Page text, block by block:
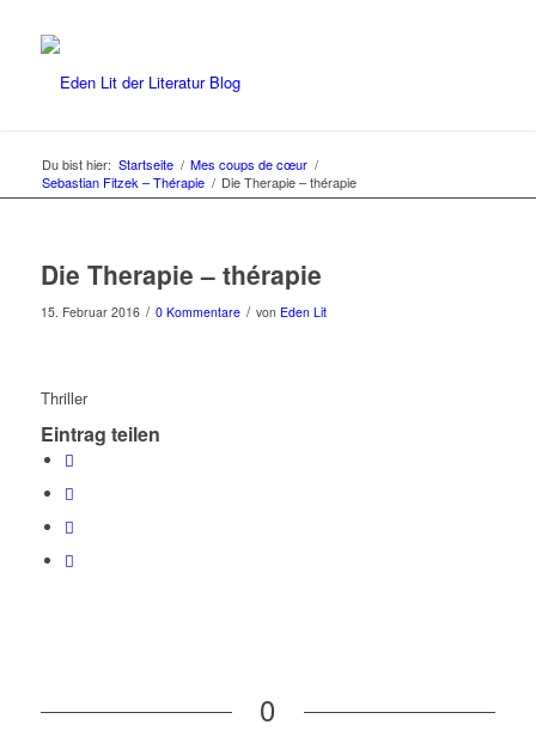
Du bist hier: Startseite / Mes coups de cœur /
Sebastian Fitzek – Thérapie / Die Therapie – thérapie
Die Therapie – thérapie
15. Februar 2016 / 0 Kommentare / von Eden Lit
Thriller
Eintrag teilen
0